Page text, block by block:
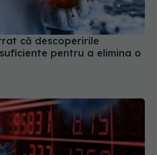
că descoperirile
pentru a elimina o